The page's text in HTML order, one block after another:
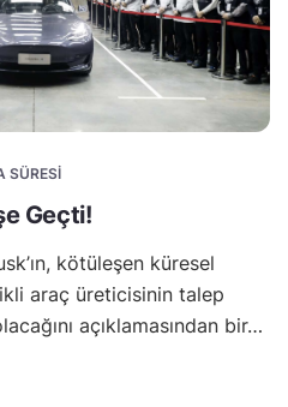
SÜRESI
Geçti!
kötüleşen küresel
araç üreticisinin talep
açıklamasından bir…